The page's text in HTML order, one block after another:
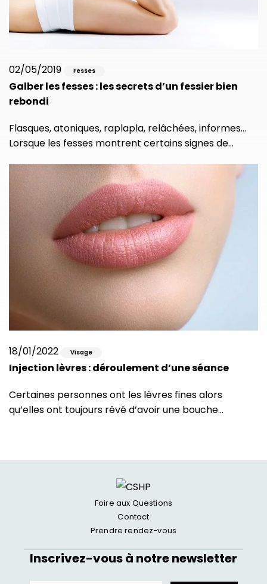
02/05/2019 Fesses
Galber les fesses : les secrets d’un fessier bien
rebondi
Flasques, atoniques, raplapla, relâchées, informes…
Lorsque les fesses montrent certains signes de…
18/01/2022 Visage
Injection lèvres : déroulement d’une séance
Certaines personnes ont les lèvres fines alors
qu’elles ont toujours rêvé d’avoir une bouche…
Foire aux Questions
Contact
Prendre rendez-vous
Inscrivez-vous à notre newsletter